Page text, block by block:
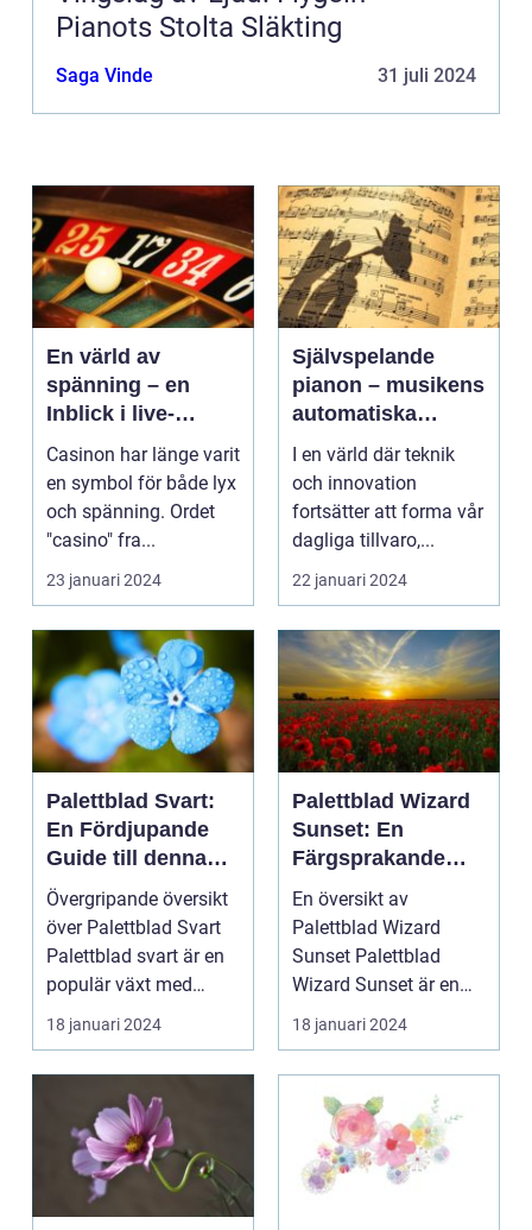
Pianots Stolta Släkting
Saga Vinde 31 juli 2024
En värld av
spänning – en
Inblick i live-
casino
Casinon har länge varit
en symbol för både lyx
och spänning. Ordet
"casino" fra...
23 januari 2024
Självspelande
pianon – musikens
automatiska
framtid
I en värld där teknik
och innovation
fortsätter att forma vår
dagliga tillvaro,...
22 januari 2024
Palettblad Svart:
En Fördjupande
Guide till denna
Mörka Skönhet
Övergripande översikt
över Palettblad Svart
Palettblad svart är en
populär växt med
mörka, djupt fär...
18 januari 2024
Palettblad Wizard
Sunset: En
Färgsprakande
Skatt för
Trädgårdsentusias
ter
En översikt av
Palettblad Wizard
Sunset Palettblad
Wizard Sunset är en
färgstark och charmig
växt s...
18 januari 2024